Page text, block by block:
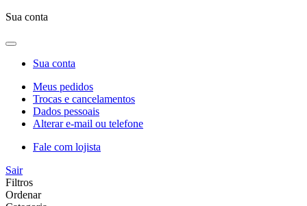
Sua conta
Sua conta
Meus pedidos
Trocas e cancelamentos
Dados pessoais
Alterar e-mail ou telefone
Fale com lojista
Sair
Filtros
Ordenar